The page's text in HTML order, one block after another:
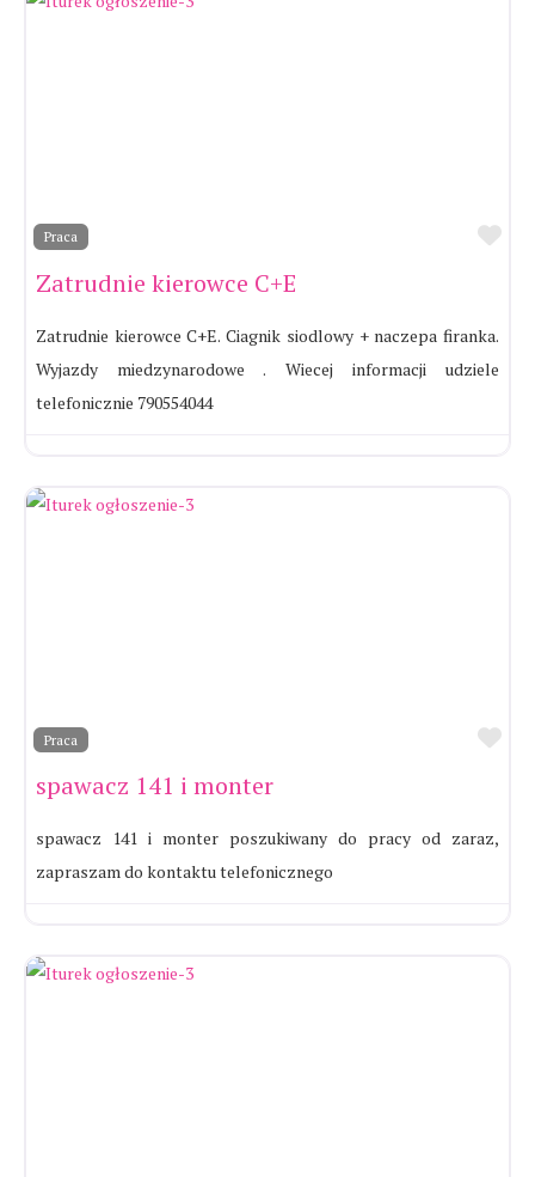
Praca
Zatrudnie kierowce C+E
Zatrudnie kierowce C+E. Ciagnik siodlowy + naczepa firanka.
Wyjazdy miedzynarodowe . Wiecej informacji udziele
telefonicznie 790554044
Praca
spawacz 141 i monter
spawacz 141 i monter poszukiwany do pracy od zaraz,
zapraszam do kontaktu telefonicznego